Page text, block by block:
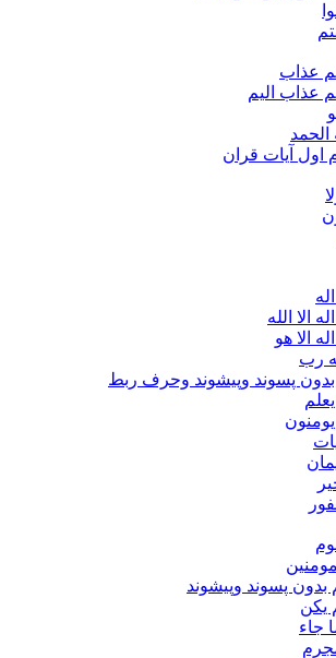
عذاب
عذاب الیم
الحمد
اول آیات قران
الا الله
اله الا هو
رب
بدون پسوند وپیشوند وحرف ربط
یعلم
یومنون
بدون پسوند وپیشوند
یکن
جاء